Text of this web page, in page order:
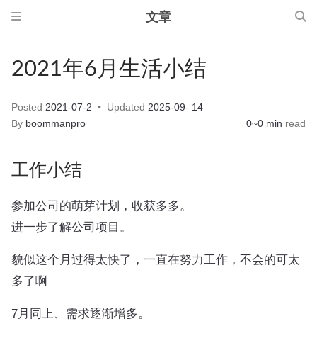
文章
2021年6月生活小结
Posted 2021-07-2 Updated 2025-09- 14
By boommanpro 0~0 min read
工作小结
参加公司的萌芽计划，收获多多。
进一步了解公司项目。
貌似这个月过得太快了，一直在努力工作，不会的可太
多了啊
7月同上、需求逐渐增多。